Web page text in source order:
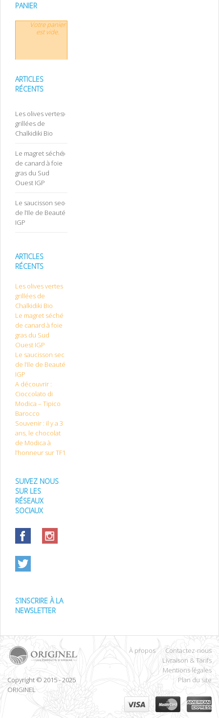
PANIER
Votre panier
est vide.
ARTICLES
RÉCENTS
Les olives vertes
grillées de
Chalkidiki Bio
Le magret séché
de canard à foie
gras du Sud
Ouest IGP
Le saucisson sec
de l’Ile de Beauté
IGP
ARTICLES
RÉCENTS
Les olives vertes
grillées de
Chalkidiki Bio
Le magret séché
de canard à foie
gras du Sud
Ouest IGP
Le saucisson sec
de l’Ile de Beauté
IGP
A découvrir :
Cioccolato di
Modica – Tipico
Barocco
Souvenir : il y a 3
ans, le chocolat
de Modica à
l’honneur sur TF1
SUIVEZ NOUS
SUR LES
RÉSEAUX
SOCIAUX
S’INSCRIRE À LA
NEWSLETTER
Copyright © 2015 - 2025
ORIGINEL
À propos
Contactez-nous
Livraison & Tarifs
Mentions légales
Plan du site